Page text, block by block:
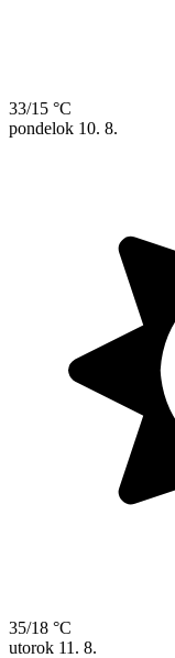
33/15 °C
pondelok 10. 8.
35/18 °C
utorok 11. 8.